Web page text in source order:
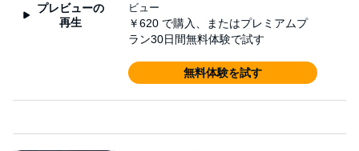
プレビューの
再生
ビュー
￥620 で購入、またはプレミアムプ
ラン30日間無料体験で試す
無料体験を試す